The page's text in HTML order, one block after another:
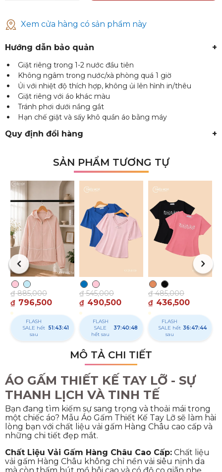
Xem cửa hàng có sản phẩm này
Hướng dẫn bảo quản +
Giặt riêng trong 1-2 nước đầu tiên
Không ngâm trong nước/xà phòng quá 1 giờ
Ủi với nhiệt độ thích hợp, không ủi lên hình in/thêu
Giặt riêng với áo khác màu
Tránh phơi dưới nắng gắt
Hạn chế giặt và sấy khô quần áo bằng máy
Quy định đổi hàng +
SẢN PHẨM TƯƠNG TỰ
₫ 796,500
₫885,000
FLASH
SALE hết
sau
51:43:40
₫ 490,500
₫545,000
FLASH
SALE
hết sau
37:40:47
₫ 436,500
₫485,000
FLASH
SALE hết
sau
36:47:43
MÔ TẢ CHI TIẾT
ÁO GẤM THIẾT KẾ TAY LỠ - SỰ
THANH LỊCH VÀ TINH TẾ
Bạn đang tìm kiếm sự sang trọng và thoải mái trong
một chiếc áo? Mẫu Áo Gấm Thiết Kế Tay Lỡ sẽ làm hài
lòng bạn với chất liệu vải gấm Hàng Châu cao cấp và
những chi tiết đẹp mắt.
Chất Liệu Vải Gấm Hàng Châu Cao Cấp: Chất liệu
vải gấm Hàng Châu không chỉ nền vải siêu nịnh da